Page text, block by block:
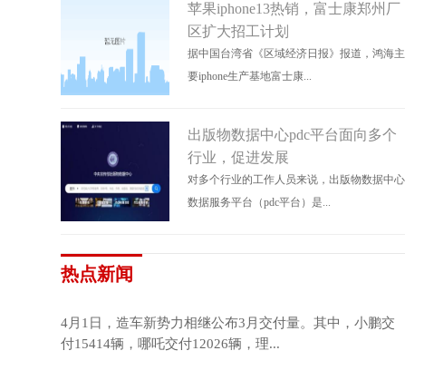
苹果iphone13热销，富士康郑州厂
区扩大招工计划
据中国台湾省《区域经济日报》报道，鸿海主
要iphone生产基地富士康...
出版物数据中心pdc平台面向多个
行业，促进发展
对多个行业的工作人员来说，出版物数据中心
数据服务平台（pdc平台）是...
热点新闻
4月1日，造车新势力相继公布3月交付量。其中，小鹏交
付15414辆，哪吒交付12026辆，理...